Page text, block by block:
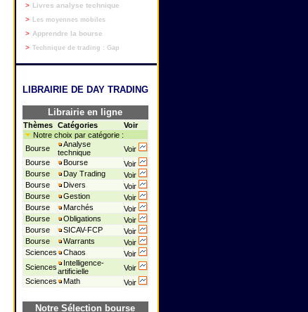
> Livres analyse technique
>
Les moyennes mobiles
> Apprendre la bourse
> Technique de trading : Gap
LIBRAIRIE DE DAY TRADING
Librairie en ligne
Thèmes Catégories
Voir
Notre choix par catégorie :
Bourse
Analyse
technique
Voir
Bourse
Bourse
Voir
Bourse
Day Trading
Voir
Bourse
Divers
Voir
Bourse
Gestion
Voir
Bourse
Marchés
Voir
Bourse
Obligations
Voir
Bourse
SICAV-FCP
Voir
Bourse
Warrants
Voir
Sciences
Chaos
Voir
Sciences
Intelligence-
artificielle
Voir
Sciences
Math Voir
Notre Sélection bourse